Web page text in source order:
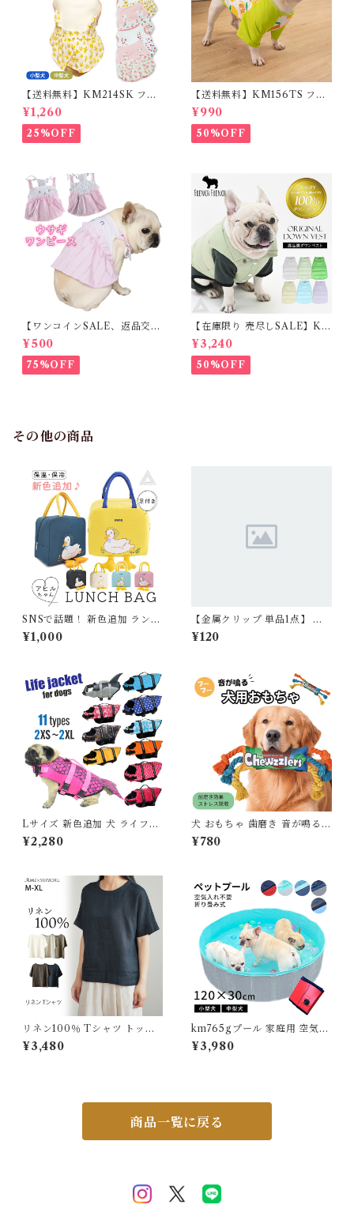
【送料無料】KM214SK フレ
ブル 女の子 スカート ワンピー
ス夏 フリル 犬服 ドックウェア
¥1,260
25%OFF
【送料無料】KM156TS フレ
ブル Tシャツ フレンチブルド
ック レモン柄 犬服 ドックウェ
ア
¥990
50%OFF
【ワンコインSALE、返品交換
不可】KM171SK フレンチブ
ルドック 犬服 女の子 ピンク
スカート
¥500
75%OFF
【在庫限り 売尽しSALE】K
M952Tダウンベスト 100%ダ
ウン・フェザー 犬 犬服 ダウン
ジャケット ベスト フレンチブ
ルドッグ 冬服 極暖 暖かい 可
¥3,240
50%OFF
その他の商品
SNSで話題！ 新色追加 ランチ
バッグ ランチトート 保冷バッ
グ 保温バッグ 保冷 おしゃれ
ジャー マチ 広い カワイイ 可
愛い アヒル ふわふわ レディー
ス プレゼント ベージュ イエロ
ー ピンク ブルー G284
¥1,000
【金属クリップ 単品1点】 日
本製 サスペンダー用 高品質 金
属 クリップ おむつ マナー ず
ルクリップ KM605G-KKK
¥120
Lサイズ 新色追加 犬 ライフジ
ャケット 犬用 ドッグ ペット
安全 安心 超小型犬 小型犬 中
ップ救命胴衣 KM514G
¥2,280
犬 おもちゃ 歯磨き 音が鳴る
プープー 暇つぶし ストレス解
消 犬用おもちゃ フレンチブル
ペット用品 小型犬 中型犬 大型
犬 楽しい 遊び 運動不足 噛み
癖 KM786G
¥780
リネン100％ Tシャツ トップ
ス レディース リネン 麻 麻10
0％ 涼しい 夏 定番 ベーシック
い 着回し J-24241 スイモク
¥3,480
km765gプール 家庭用 空気入
れ不要 コンパクト 収納 持ち運
び ペットプール ボールプール
トドア キャンプ 暑さ対策 夏
5G
¥3,980
商品一覧に戻る